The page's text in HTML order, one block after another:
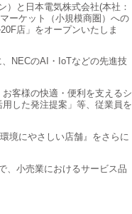
）と日本電気株式会社(本社：
ーケット（小規模商圏）への
店」をオープンいたしま
NECのAI・IoTなどの先進技
客様の快適・便利を支えるシ
した発注提案」等、従業員を
境にやさしい店舗』をさらに
、小売業におけるサービス品